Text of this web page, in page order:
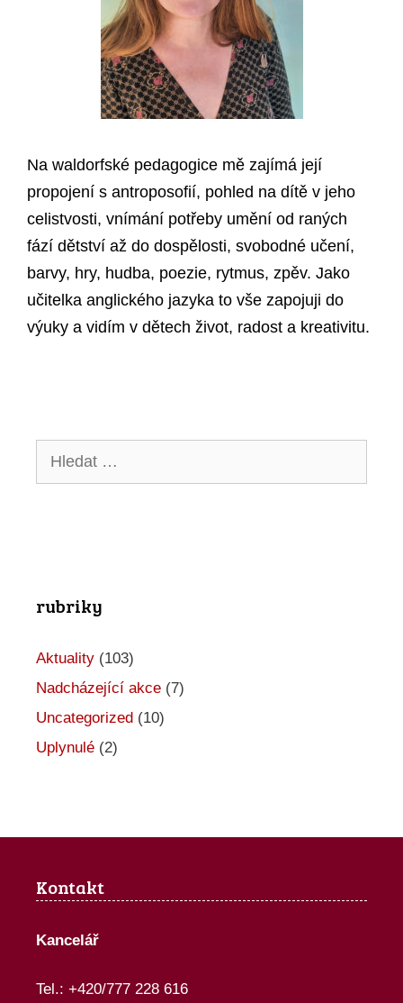
Na waldorfské pedagogice mě zajímá její
propojení s antroposofií, pohled na dítě v jeho
celistvosti, vnímání potřeby umění od raných
fází dětství až do dospělosti, svobodné učení,
barvy, hry, hudba, poezie, rytmus, zpěv. Jako
učitelka anglického jazyka to vše zapojuji do
výuky a vidím v dětech život, radost a kreativitu.
Hledat:
rubriky
Aktuality (103)
Nadcházející akce (7)
Uncategorized (10)
Uplynulé (2)
Kontakt
Kancelář
Tel.: +420/777 228 616